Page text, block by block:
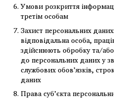
Умови розкриття
третім особам
Захист персональних
відповідальна особа,
здійснюють обробку та/
до персональних даних у
службових обов’язків,
даних
Права суб’єкта